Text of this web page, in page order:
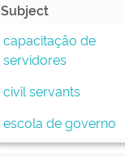
Subject
capacitação de
servidores
civil servants
escola de governo